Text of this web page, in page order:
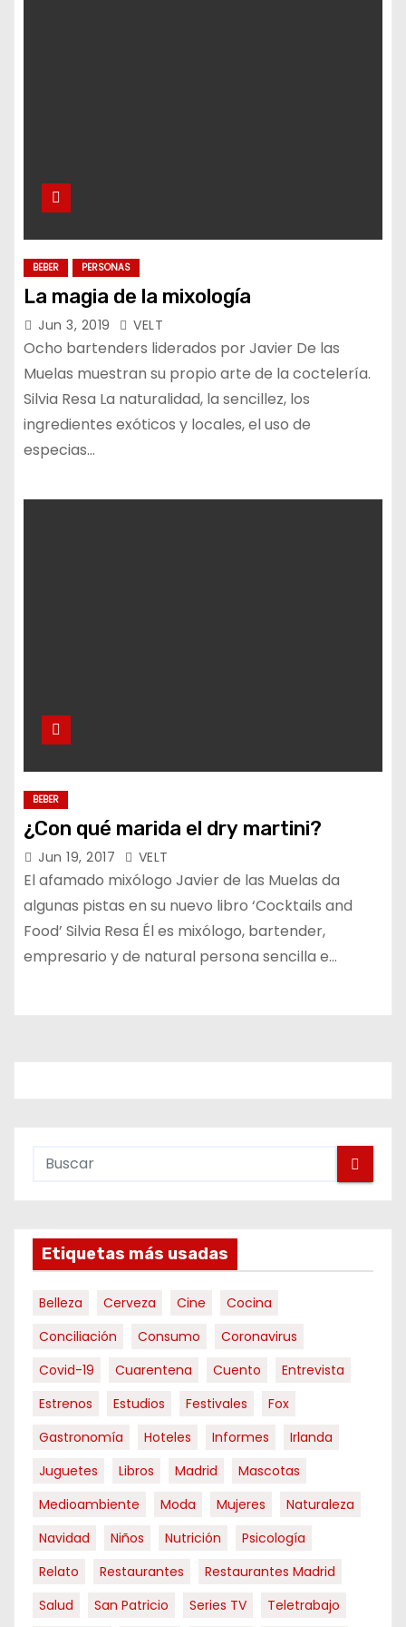
BEBER PERSONAS
La magia de la mixología
Jun 3, 2019 VELT
Ocho bartenders liderados por Javier De las
Muelas muestran su propio arte de la coctelería.
Silvia Resa La naturalidad, la sencillez, los
ingredientes exóticos y locales, el uso de
especias…
BEBER
¿Con qué marida el dry martini?
Jun 19, 2017 VELT
El afamado mixólogo Javier de las Muelas da
algunas pistas en su nuevo libro ‘Cocktails and
Food’ Silvia Resa Él es mixólogo, bartender,
empresario y de natural persona sencilla e…
Etiquetas más usadas
Belleza Cerveza Cine
Cocina
Conciliación
Consumo
Coronavirus
Covid-19
Cuarentena Cuento
Entrevista
Estrenos
Estudios Festivales
Fox
Gastronomía
Hoteles Informes
Irlanda
Juguetes
Libros Madrid
Mascotas
Medioambiente
Moda Mujeres
Naturaleza
Navidad
Niños Nutrición
Psicología
Relato
Restaurantes
Restaurantes Madrid
Salud
San Patricio Series TV Teletrabajo